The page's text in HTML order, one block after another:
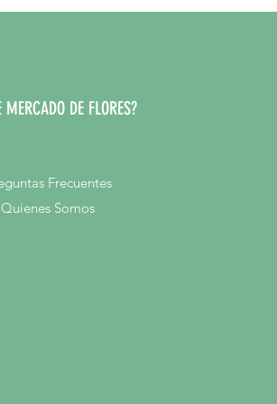
MERCADO DE FLORES?
Frecuentes
Quienes Somos